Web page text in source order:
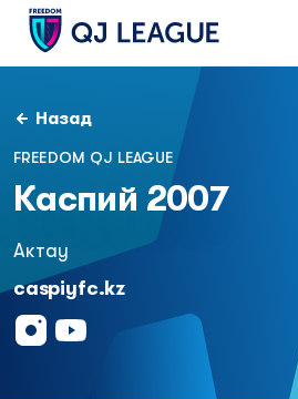
Назад
FREEDOM QJ LEAGUE
Каспий 2007
Актау
caspiyfc.kz